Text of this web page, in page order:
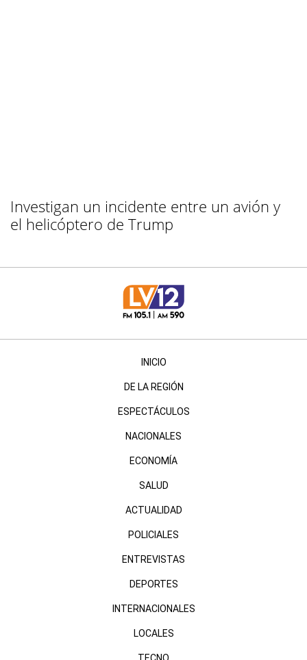
Investigan un incidente entre un avión y
el helicóptero de Trump
INICIO
DE LA REGIÓN
ESPECTÁCULOS
NACIONALES
ECONOMÍA
SALUD
ACTUALIDAD
POLICIALES
ENTREVISTAS
DEPORTES
INTERNACIONALES
LOCALES